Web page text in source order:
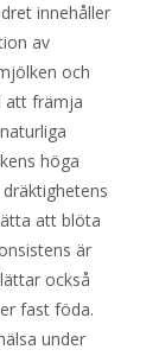
innehåller
av
och
att främja
höga
att blöta
är
också
fast föda.
under